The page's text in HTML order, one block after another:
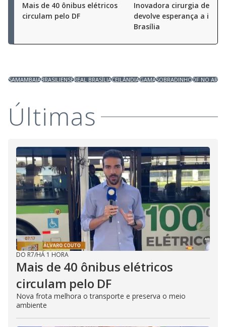
Mais de 40 ônibus elétricos
circulam pelo DF
Inovadora cirurgia de
devolve esperança a
Brasília
SAMAMBAIABRASILIENSEREAL BRASÍLIACEILÂNDIAGAMASOBRADINHODF NO AR
Últimas
DO R7/HÁ 1 HORA
Mais de 40 ônibus elétricos
circulam pelo DF
Nova frota melhora o transporte e preserva o meio
ambiente